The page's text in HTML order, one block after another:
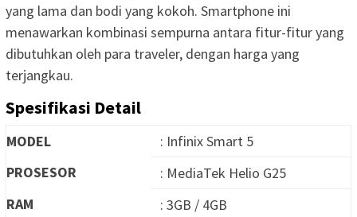
yang lama dan bodi yang kokoh. Smartphone ini
menawarkan kombinasi sempurna antara fitur-fitur yang
dibutuhkan oleh para traveler, dengan harga yang
terjangkau.
Spesifikasi Detail
MODEL
: Infinix Smart 5
PROSESOR
: MediaTek Helio G25
RAM
: 3GB / 4GB